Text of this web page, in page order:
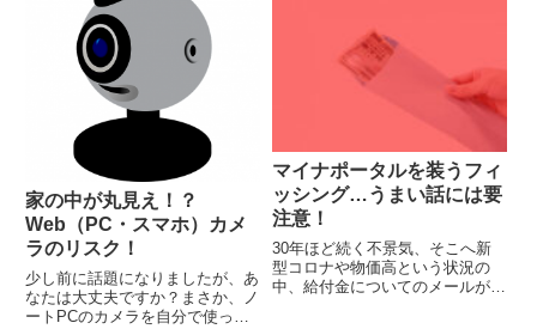
家の中が丸見え！？
Web（PC・スマホ）カメ
ラのリスク！
少し前に話題になりましたが、あ
なたは大丈夫ですか？まさか、ノ
ートPCのカメラを自分で使って
マイナポータルを装うフィ
ッシング…うまい話には要
注意！
30年ほど続く不景気、そこへ新
型コロナや物価高という状況の
中、給付金についてのメールが来